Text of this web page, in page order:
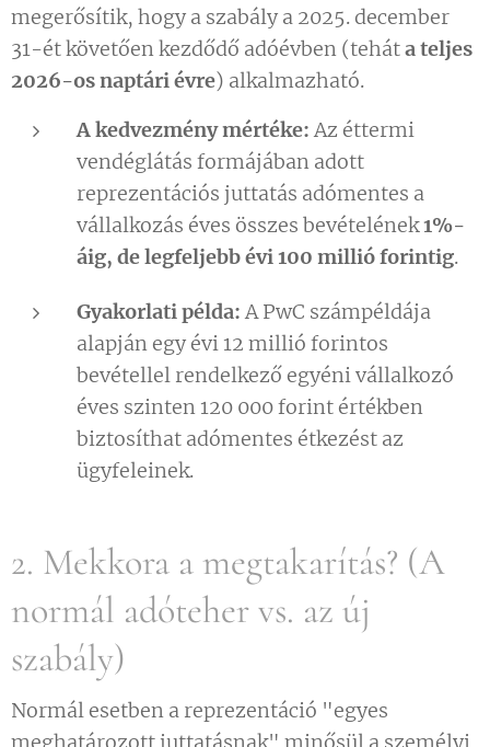
megerősítik, hogy a szabály a 2025. december
31-ét követően kezdődő adóévben (teháta teljes
2026-os naptári évre) alkalmazható.
A kedvezmény mértéke:Az éttermi
vendéglátás formájában adott
reprezentációs juttatás adómentes a
vállalkozás éves összes bevételének1%-
áig, de legfeljebb évi 100 millió forintig.
Gyakorlati példa:A PwC számpéldája
alapján egy évi 12 millió forintos
bevétellel rendelkező egyéni vállalkozó
éves szinten 120 000 forint értékben
biztosíthat adómentes étkezést az
ügyfeleinek.
2. Mekkora a megtakarítás? (A
normál adóteher vs. az új
szabály)
Normál esetben a reprezentáció "egyes